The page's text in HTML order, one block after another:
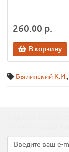
260.00 р.
В корзину
Былинский К.И.,